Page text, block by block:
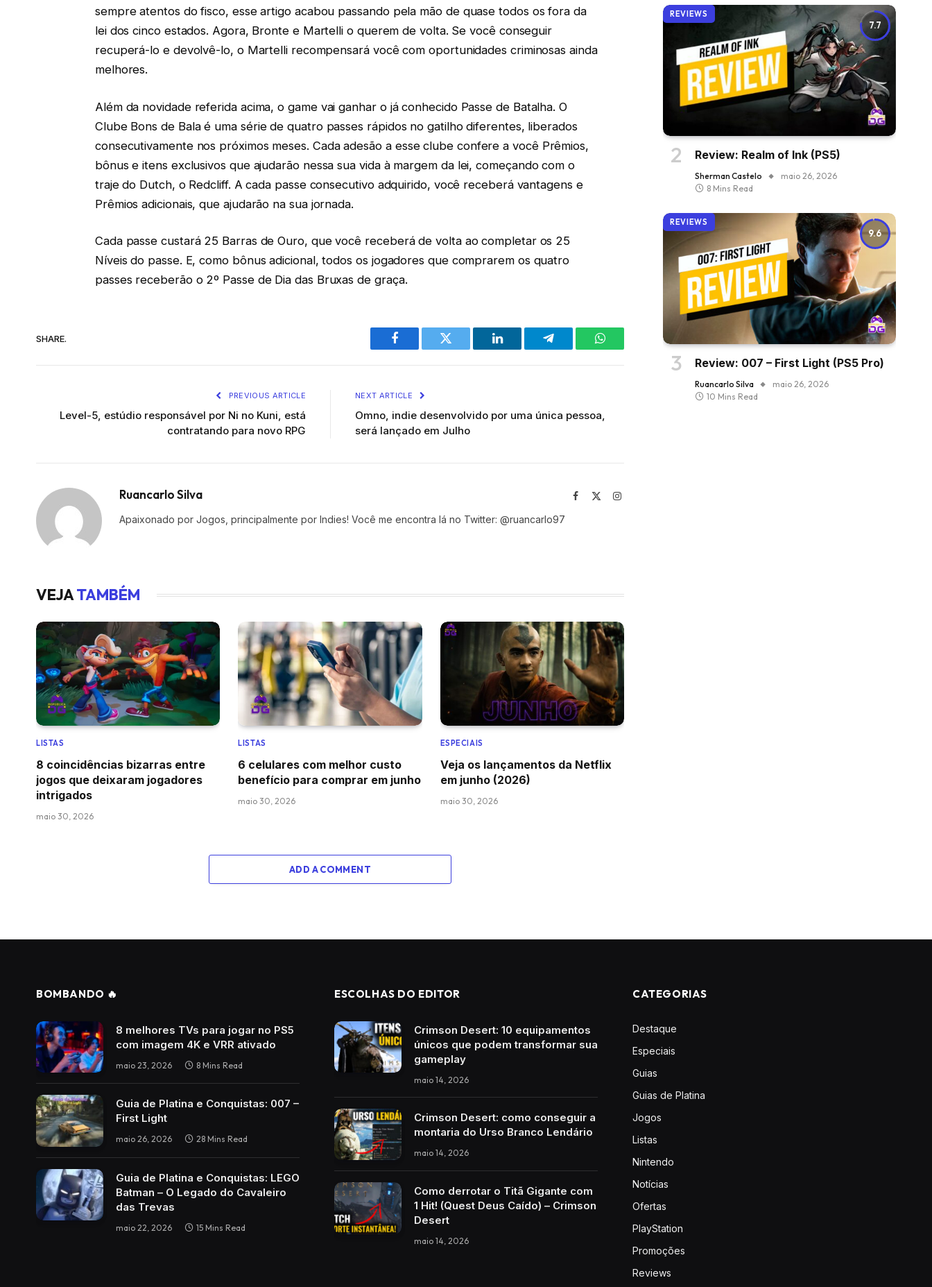
sempre atentos do fisco, esse artigo acabou passando pela mão de quase todos os fora da
lei dos cinco estados. Agora, Bronte e Martelli o querem de volta. Se você conseguir
recuperá-lo e devolvê-lo, o Martelli recompensará você com oportunidades criminosas ainda
melhores.
Além da novidade referida acima, o game vai ganhar o já conhecido Passe de Batalha. O
Clube Bons de Bala é uma série de quatro passes rápidos no gatilho diferentes, liberados
consecutivamente nos próximos meses. Cada adesão a esse clube confere a você Prêmios,
bônus e itens exclusivos que ajudarão nessa sua vida à margem da lei, começando com o
traje do Dutch, o Redcliff. A cada passe consecutivo adquirido, você receberá vantagens e
Prêmios adicionais, que ajudarão na sua jornada.
Cada passe custará 25 Barras de Ouro, que você receberá de volta ao completar os 25
Níveis do passe. E, como bônus adicional, todos os jogadores que comprarem os quatro
passes receberão o 2º Passe de Dia das Bruxas de graça.
SHARE.
Facebook Twitter LinkedIn Telegram WhatsApp
PREVIOUS ARTICLE
Level-5, estúdio responsável por Ni no Kuni, está
contratando para novo RPG
NEXT ARTICLE
Omno, indie desenvolvido por uma única pessoa,
será lançado em Julho
Ruancarlo Silva Facebook Instagram
Apaixonado por Jogos, principalmente por Indies! Você me encontra lá no Twitter: @ruancarlo97
VEJATAMBÉM
LISTAS
8 coincidências bizarras entre
jogos que deixaram jogadores
intrigados
maio 30, 2026
LISTAS
6 celulares com melhor custo
benefício para comprar em junho
maio 30, 2026
ESPECIAIS
Veja os lançamentos da Netflix
em junho (2026)
maio 30, 2026
ADD A COMMENT
7.7
REVIEWS
Review: Realm of Ink (PS5)
Sherman Castelo
maio 26, 2026
8 Mins Read
9.6
REVIEWS
Review: 007 – First Light (PS5 Pro)
Ruancarlo Silva
maio 26, 2026
10 Mins Read
BOMBANDO 🔥
8 melhores TVs para jogar no PS5
com imagem 4K e VRR ativado
maio 23, 2026 8 Mins Read
Guia de Platina e Conquistas: 007 –
First Light
maio 26, 2026 28 Mins Read
Guia de Platina e Conquistas: LEGO
Batman – O Legado do Cavaleiro
das Trevas
maio 22, 2026 15 Mins Read
ESCOLHAS DO EDITOR
Crimson Desert: 10 equipamentos
únicos que podem transformar sua
gameplay
maio 14, 2026
Crimson Desert: como conseguir a
montaria do Urso Branco Lendário
maio 14, 2026
Como derrotar o Titã Gigante com
1 Hit! (Quest Deus Caído) – Crimson
Desert
maio 14, 2026
CATEGORIAS
Destaque
Especiais
Guias
Guias de Platina
Jogos
Listas
Nintendo
Notícias
Ofertas
PlayStation
Promoções
Reviews